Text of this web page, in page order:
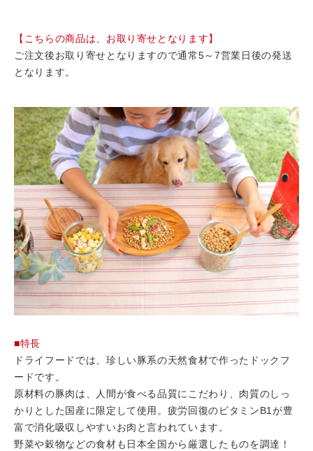
【こちらの商品は、お取り寄せとなります】
ご注文後お取り寄せとなりますので通常5～7営業日後の発送
となります。
■特長
ドライフードでは、珍しい豚系の天然食材で作ったドックフ
ードです。
原材料の豚肉は、人間が食べる品質にこだわり、肉質のしっ
かりとした国産に限定して使用。疲労回復のビタミンB1が豊
富で消化吸収しやすいお肉と言われています。
野菜や穀物などの食材も日本全国から厳選したものを調達！